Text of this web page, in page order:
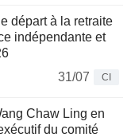
départ à la retraite
indépendante et
31/07
CI
Chaw Ling en
du comité